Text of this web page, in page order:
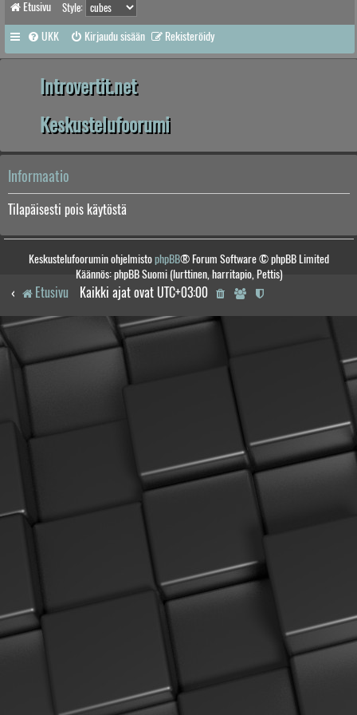
Etusivu Style:
UKK Kirjaudu sisään Rekisteröidy
Introvertit.net
Keskustelufoorumi
Informaatio
Tilapäisesti pois käytöstä
Keskustelufoorumin ohjelmistophpBB® Forum Software © phpBB Limited
Käännös: phpBB Suomi (lurttinen, harritapio, Pettis)
Etusivu Kaikki ajat ovat UTC+03:00